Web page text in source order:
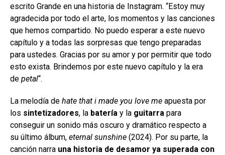
escrito Grande en una historia de Instagram. “Estoy muy
agradecida por todo el arte, los momentos y las canciones
que hemos compartido. No puedo esperar a este nuevo
capítulo y a todas las sorpresas que tengo preparadas
para ustedes. Gracias por su amor y por permitir que todo
esto exista. Brindemos por este nuevo capítulo y la era
de petal“.
La melodía de hate that i made you love me apuesta por
los sintetizadores, la batería y la guitarra para
conseguir un sonido más oscuro y dramático respecto a
su último álbum, eternal sunshine (2024). Por su parte, la
canción narra una historia de desamor ya superada con